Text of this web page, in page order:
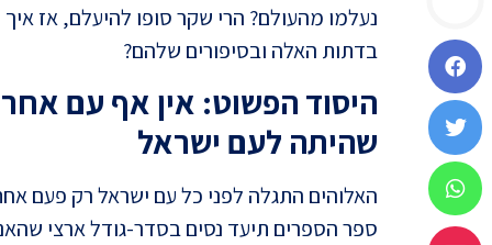
נעלמו מהעולם? הרי שקר סופו להיעלם, אז
בדתות האלה ובסיפורים שלהם?
היסוד הפשוט: אין אף עם
שהיתה לעם ישראל
האלוהים התגלה לפני כל עם ישראל רק פעם
ספר הספרים תיעד נסים בסדר-גודל ארצי